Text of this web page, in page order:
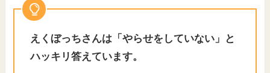
えくぼっちさんは「やらせをしていない」と
ハッキリ答えています。